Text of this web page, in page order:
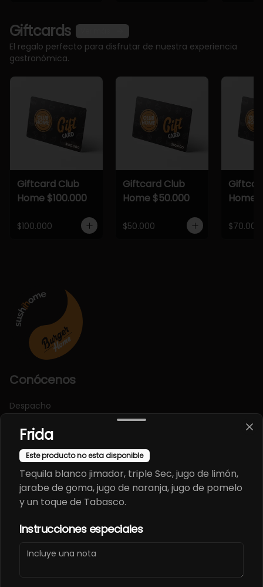
Giftcards
El regalo perfecto para disfrutar de nuestra experiencia
gastronómica.
Giftcard Club
Home $100.000
$100.000
Giftcard Club
Home $50.000
$50.000
Home
$70.000
Conócenos
Despacho
Política de privacidad
Redes sociales
Instagram
Facebook
Mi cuenta
Frida
Este producto no esta disponible
Tequila blanco jimador, triple Sec, jugo de limón,
jarabe de goma, jugo de naranja, jugo de pomelo
y un toque de Tabasco.
Instrucciones especiales